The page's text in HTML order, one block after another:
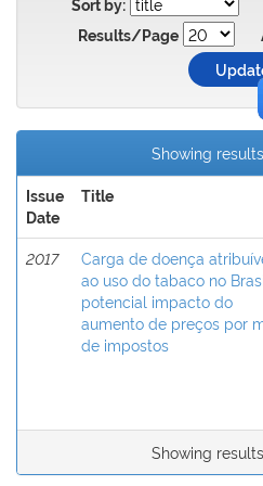
Sort by:
Results/Page
Showing
Issue
Date
Title
2017
Carga de doença
ao uso do tabaco no
potencial impacto do
aumento de preços por
de impostos
Showing